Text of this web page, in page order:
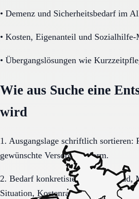
• Demenz und Sicherheitsbedarf im
• Kosten, Eigenanteil und
• Übergangslösungen wie
Wie aus Suche eine
wird
1. Ausgangslage schriftlich
gewünschte Versorgungsform.
2. Bedarf konkretisieren:
Situation, Kostenrahmen.